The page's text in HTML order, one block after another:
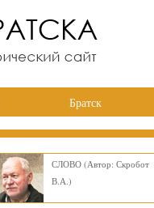
Братск
СЛОВО (Автор: Скробот
В.А.)